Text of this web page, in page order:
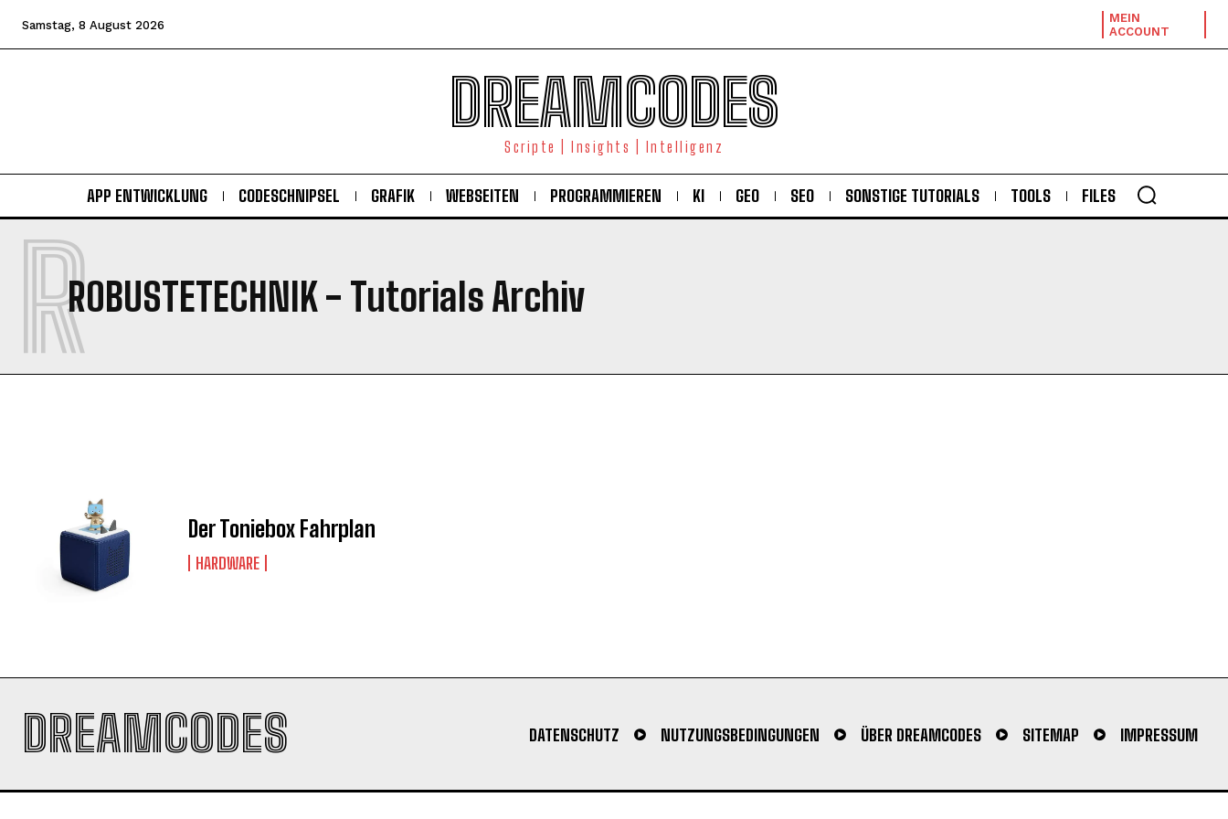
Samstag, 8 August 2026
MEIN
ACCOUNT
DREAMCODES
Scripte | Insights | Intelligenz
APP ENTWICKLUNG CODESCHNIPSEL GRAFIK WEBSEITEN PROGRAMMIEREN KI GEO SEO SONSTIGE TUTORIALS TOOLS FILES
ROBUSTETECHNIK
R - Tutorials Archiv
Der Toniebox Fahrplan
HARDWARE
DREAMCODES DATENSCHUTZ NUTZUNGSBEDINGUNGEN ÜBER DREAMCODES SITEMAP IMPRESSUM